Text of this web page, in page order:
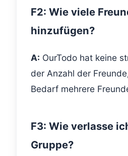
F2: Wie viele
hinzufügen?
A: OurTodo hat keine
der Anzahl der
Bedarf mehrere
F3: Wie verlasse
Gruppe?